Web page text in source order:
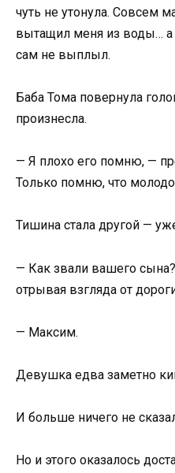
чуть не утонула. Совсем
вытащил меня из воды… а
сам не выплыл.
Баба Тома повернула
произнесла.
— Я плохо его помню, —
Только помню, что
Тишина стала другой —
— Как звали вашего
отрывая взгляда от
— Максим.
Девушка едва заметно
И больше ничего не
Но и этого оказалось